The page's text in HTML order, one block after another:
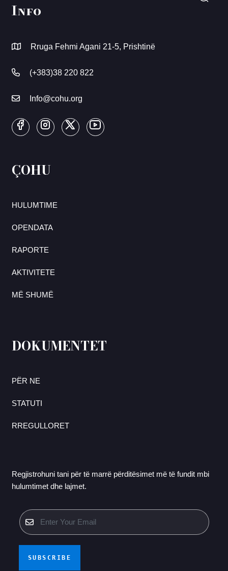
Info
Rruga Fehmi Agani 21-5, Prishtinë
(+383)38 220 822
Info@cohu.org
ÇOHU
HULUMTIME
OPENDATA
RAPORTE
AKTIVITETE
MË SHUMË
DOKUMENTET
PËR NE
STATUTI
RREGULLORET
Regjistrohuni tani për të marrë përditësimet më të fundit mbi
hulumtimet dhe lajmet.
SUBSCRIBE